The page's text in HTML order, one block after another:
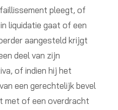
pleegt, of
liquidatie gaat of een
aangesteld krijgt
deel van zijn
of indien hij het
een gerechtelijk bevel
met of een overdracht